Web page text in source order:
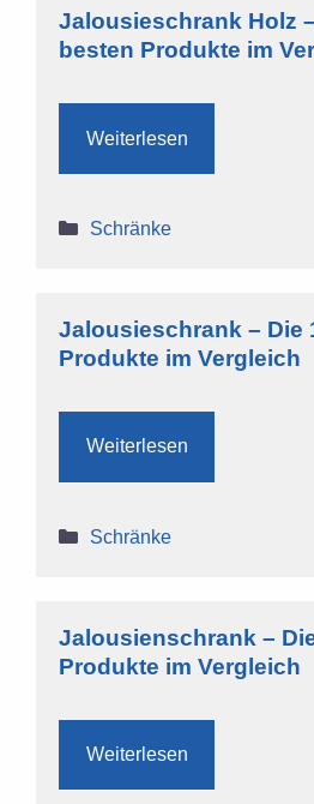
Jalousieschrank Holz
besten Produkte im
Weiterlesen
Kategorien
Schränke
Jalousieschrank – Die
Produkte im Vergleich
Weiterlesen
Kategorien
Schränke
Jalousienschrank –
Produkte im Vergleich
Weiterlesen